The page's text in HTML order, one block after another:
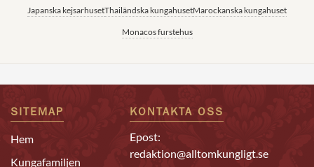
Japanska kejsarhusetThailändska kungahusetMarockanska kungahuset
Monacos furstehus
SITEMAP
Hem
Kungafamiljen
KONTAKTA OSS
Epost:
redaktion@alltomkungligt.se